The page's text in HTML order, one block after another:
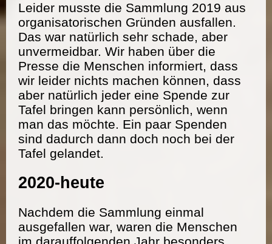
Leider musste die Sammlung 2019 aus
organisatorischen Gründen ausfallen.
Das war natürlich sehr schade, aber
unvermeidbar. Wir haben über die
Presse die Menschen informiert, dass
wir leider nichts machen können, dass
aber natürlich jeder eine Spende zur
Tafel bringen kann persönlich, wenn
man das möchte. Ein paar Spenden
sind dadurch dann doch noch bei der
Tafel gelandet.
2020-heute
Nachdem die Sammlung einmal
ausgefallen war, waren die Menschen
im darauffolgenden Jahr besonders